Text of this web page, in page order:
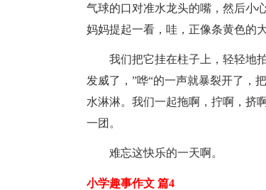
气球的口对准水龙头的嘴，然后小
妈妈提起一看，哇，正像条黄色的
我们把它挂在柱子上，轻轻地
发威了，”哗“的一声就暴裂开了，
水淋淋。我们一起拖啊，拧啊，挤
一团。
难忘这快乐的一天啊。
小学趣事作文 篇4